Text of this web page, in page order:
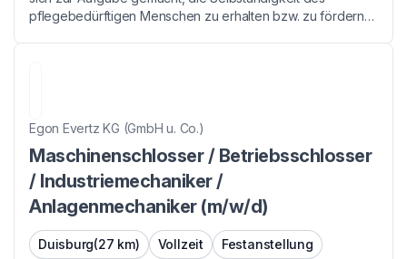
pflegebedürftigen Menschen zu erhalten bzw. zu fördern
Egon Evertz KG (GmbH u. Co.)
Maschinenschlosser / Betriebsschlosser
/ Industriemechaniker /
Anlagenmechaniker (m/w/d)
Duisburg(27 km) Vollzeit Festanstellung